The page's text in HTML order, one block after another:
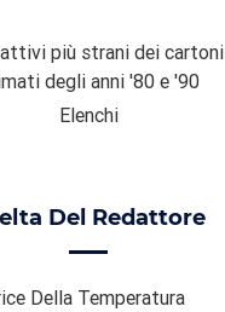
più strani dei cartoni
degli anni '80 e '90
Elenchi
Del Redattore
Della Temperatura